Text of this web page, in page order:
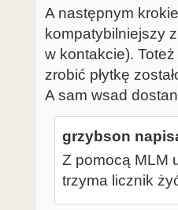
A następnym
kompatybilniejszy
w kontakcie).
zrobić płytkę
A sam wsad
grzybson
Z pomocą MLM
trzyma licznik